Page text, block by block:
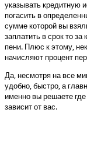
указывать кредитную
погасить в
сумме которой вы
заплатить в срок то
пени. Плюс к этому,
начисляют процент
Да, несмотря на все
удобно, быстро, а
именно вы решаете
зависит от вас.